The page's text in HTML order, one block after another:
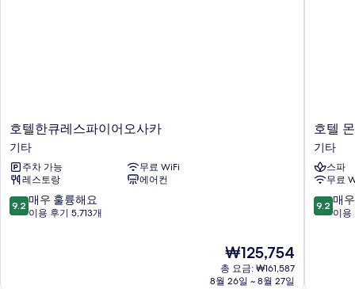
보
기
호
텔
한
큐
레
스
파
호텔한큐레스파이어오사카
기타
주차 가능
무료 WiFi
레스토랑
에어컨
10
점
9.2 매우 훌륭해요
이용 후기 5,713개
현
재
요
₩125,754
총 요금: ₩161,587
8월 26일 ~ 8월 27일
호
텔
몬
토
레
레
프
호텔
기타
스파
무료
10
점
9.2 매
이용